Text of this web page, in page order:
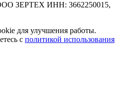
ЗЕРТЕХ ИНН: 3662250015,
для улучшения работы.
с политикой использования